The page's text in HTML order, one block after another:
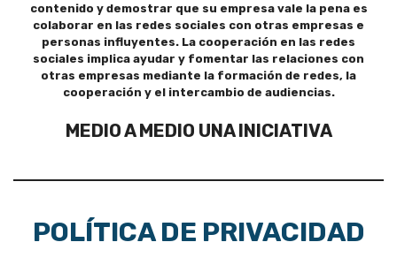
contenido y demostrar que su empresa vale la pena es
colaborar en las redes sociales con otras empresas e
personas influyentes. La cooperación en las redes
sociales implica ayudar y fomentar las relaciones con
otras empresas mediante la formación de redes, la
cooperación y el intercambio de audiencias.
MEDIO A MEDIO UNA INICIATIVA
POLÍTICA DE PRIVACIDAD